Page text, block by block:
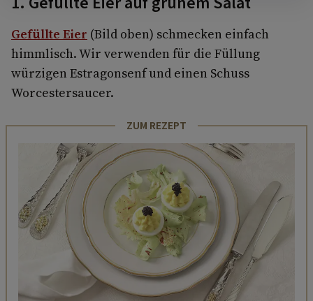
Gefüllte Eier (Bild oben) schmecken einfach
himmlisch. Wir verwenden für die Füllung
würzigen Estragonsenf und einen Schuss
Worcestersaucer.
ZUM REZEPT